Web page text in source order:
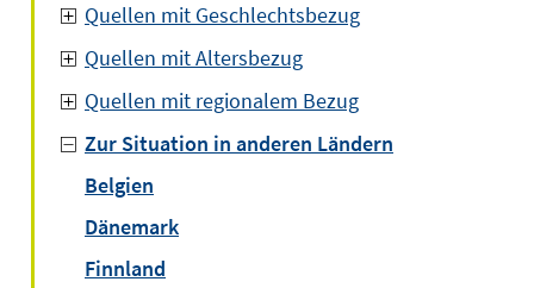
Quellen mit Geschlechtsbezug
Quellen mit Altersbezug
Quellen mit regionalem Bezug
Zur Situation in anderen Ländern
Belgien
Dänemark
Finnland